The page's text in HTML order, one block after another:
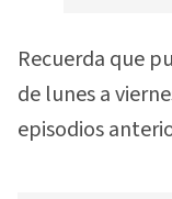
Recuerda que
de lunes a
episodios